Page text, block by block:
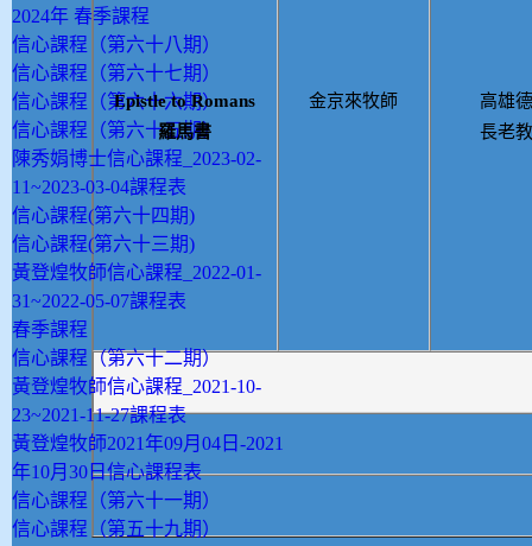
2024年 春季課程
信心課程（第六十八期）
信心課程（第六十七期）
信心課程（第六十六期）
信心課程（第六十五期）
陳秀娟博士信心課程_2023-02-
11~2023-03-04課程表
信心課程(第六十四期)
信心課程(第六十三期)
黃登煌牧師信心課程_2022-01-
31~2022-05-07課程表
春季課程
信心課程（第六十二期）
黃登煌牧師信心課程_2021-10-
23~2021-11-27課程表
黃登煌牧師2021年09月04日-2021
年10月30日信心課程表
信心課程（第六十一期）
信心課程（第五十九期）
Epistle to Romans
羅馬書
金京來牧師
高雄
長老